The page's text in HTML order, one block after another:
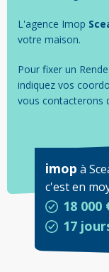
L'agence Imop
votre maison.
Pour fixer un
indiquez vos
vous contacterons
imop à
c'est en
18 000
17